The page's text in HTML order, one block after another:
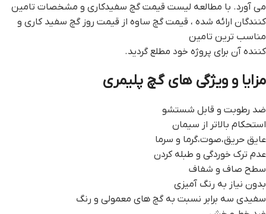
می آورد. با مطالعه لیست قیمت گچ سفیدکاری و مشخصات تامین
کنندگان ارائه شده ، قيمت گچ ساوه از قیمت روز گچ سفید کاری و
مناسب ترین تامین
کننده آن برای پروژه خود مطلع گردید.
مزایا و ویژگی های گچ پلیمری
ضد رطوبت و قابل شستشو
استحکام بالاتر از سیمان
عایق حریق،صوت،گرما و سرما
عدم ترک خوردگی و طبله کردن
سطح صاف و شفاف
بدون نیاز به رنگ آمیزی
سفیدی سه برابر نسبت به گچ های معمولی و رنگ